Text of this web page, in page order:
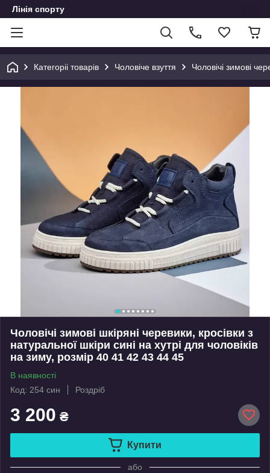
Лінія спорту
Категоріі товарів Чоловіче взуття Чоловічі зимові
Чоловічі зимові шкіряні черевики, кросівки з
натуральної шкіри сині на хутрі для чоловіків
на зиму, розмір 40 41 42 43 44 45
В наявності
Код: 254 син
Роздріб
3 200 ₴
Купити
або